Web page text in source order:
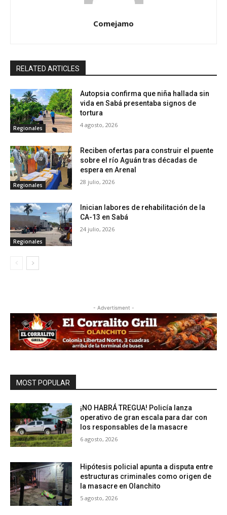
Comejamo
RELATED ARTICLES
Regionales
Autopsia confirma que niña hallada sin
vida en Sabá presentaba signos de
tortura
4 agosto, 2026
Regionales
Reciben ofertas para construir el puente
sobre el río Aguán tras décadas de
espera en Arenal
28 julio, 2026
Regionales
Inician labores de rehabilitación de la
CA-13 en Sabá
24 julio, 2026
- Advertisment -
MOST POPULAR
¡NO HABRÁ TREGUA! Policía lanza
operativo de gran escala para dar con
los responsables de la masacre
6 agosto, 2026
Hipótesis policial apunta a disputa entre
estructuras criminales como origen de
la masacre en Olanchito
5 agosto, 2026